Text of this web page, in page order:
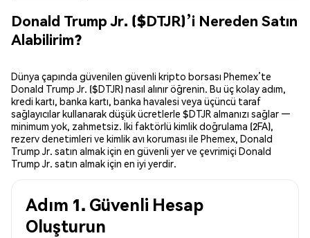
Donald Trump Jr. ($DTJR)’i Nereden Satın
Alabilirim?
Dünya çapında güvenilen güvenli kripto borsası Phemex’te
Donald Trump Jr. ($DTJR) nasıl alınır öğrenin. Bu üç kolay adım,
kredi kartı, banka kartı, banka havalesi veya üçüncü taraf
sağlayıcılar kullanarak düşük ücretlerle $DTJR almanızı sağlar —
minimum yok, zahmetsiz. İki faktörlü kimlik doğrulama (2FA),
rezerv denetimleri ve kimlik avı koruması ile Phemex, Donald
Trump Jr. satın almak için en güvenli yer ve çevrimiçi Donald
Trump Jr. satın almak için en iyi yerdir.
Adım 1. Güvenli Hesap
Oluşturun